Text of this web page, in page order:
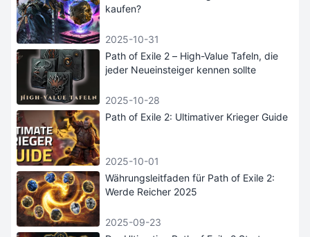
kaufen?
2025-10-31
Path of Exile 2 – High-Value Tafeln, die
jeder Neueinsteiger kennen sollte
2025-10-28
Path of Exile 2: Ultimativer Krieger Guide
2025-10-01
Währungsleitfaden für Path of Exile 2:
Werde Reicher 2025
2025-09-23